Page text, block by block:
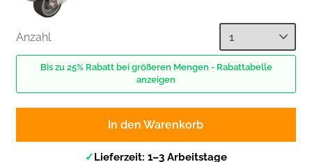
Anzahl
Bis zu 25% Rabatt bei größeren Mengen - Rabattabelle
anzeigen
In den Warenkorb
✓Lieferzeit: 1–3 Arbeitstage